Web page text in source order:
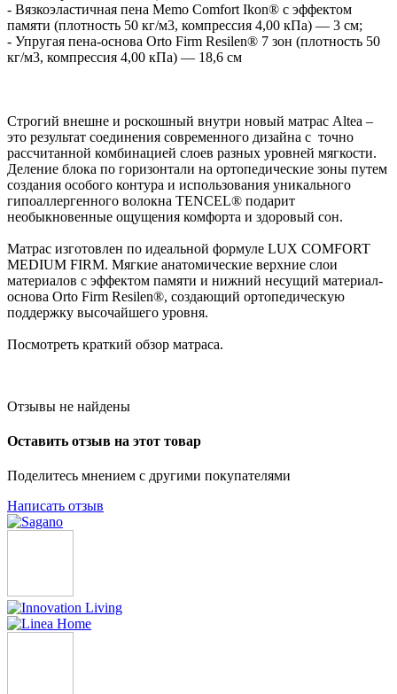
- Вязкоэластичная пена Memo Comfort Ikon® с эффектом
памяти (плотность 50 кг/м3, компрессия 4,00 кПа) — 3 см;
- Упругая пена-основа Orto Firm Resilen® 7 зон (плотность 50
кг/м3, компрессия 4,00 кПа) — 18,6 см
Строгий внешне и роскошный внутри новый матрас Altea –
это результат соединения современного дизайна с точно
рассчитанной комбинацией слоев разных уровней мягкости.
Деление блока по горизонтали на ортопедические зоны путем
создания особого контура и использования уникального
гипоаллергенного волокна TENCEL® подарит
необыкновенные ощущения комфорта и здоровый сон.
Матрас изготовлен по идеальной формуле LUX COMFORT
MEDIUM FIRM. Мягкие анатомические верхние слои
материалов с эффектом памяти и нижний несущий материал-
основа Orto Firm Resilen®, создающий ортопедическую
поддержку высочайшего уровня.
Посмотреть краткий обзор матраса.
Отзывы не найдены
Оставить отзыв на этот товар
Поделитесь мнением с другими покупателями
Написать отзыв